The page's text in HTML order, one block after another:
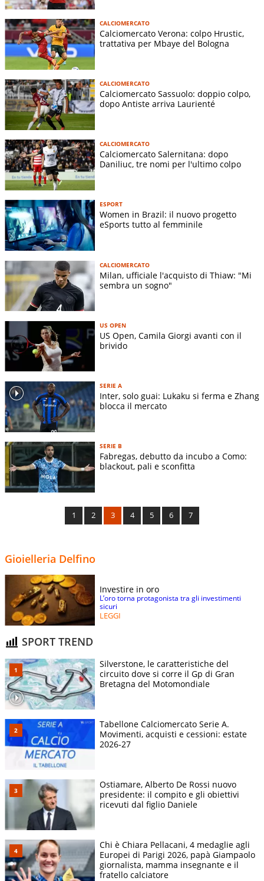
CALCIOMERCATO
Calciomercato Verona: colpo Hrustic,
trattativa per Mbaye del Bologna
CALCIOMERCATO
Calciomercato Sassuolo: doppio colpo,
dopo Antiste arriva Laurienté
CALCIOMERCATO
Calciomercato Salernitana: dopo
Daniliuc, tre nomi per l'ultimo colpo
ESPORT
Women in Brazil: il nuovo progetto
eSports tutto al femminile
CALCIOMERCATO
Milan, ufficiale l'acquisto di Thiaw: "Mi
sembra un sogno"
US OPEN
US Open, Camila Giorgi avanti con il
brivido
SERIE A
Inter, solo guai: Lukaku si ferma e Zhang
blocca il mercato
SERIE B
Fabregas, debutto da incubo a Como:
blackout, pali e sconfitta
1 2 3 4 5 6 7
Gioielleria Delfino
Investire in oro
L’oro torna protagonista tra gli investimenti
sicuri
LEGGI
SPORT TREND
Silverstone, le caratteristiche del
circuito dove si corre il Gp di Gran
Bretagna del Motomondiale
Tabellone Calciomercato Serie A.
Movimenti, acquisti e cessioni: estate
2026-27
Ostiamare, Alberto De Rossi nuovo
presidente: il compito e gli obiettivi
ricevuti dal figlio Daniele
Chi è Chiara Pellacani, 4 medaglie agli
Europei di Parigi 2026, papà Giampaolo
giornalista, mamma insegnante e il
fratello calciatore